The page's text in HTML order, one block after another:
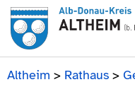
Altheim > Rathaus >